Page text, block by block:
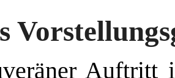
Auftritt